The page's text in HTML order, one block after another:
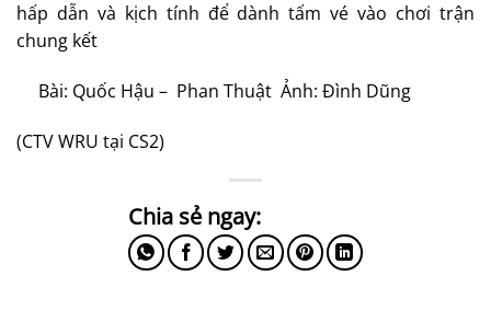
hấp dẫn và kịch tính để dành tấm vé vào chơi trận
chung kết
Bài: Quốc Hậu – Phan Thuật Ảnh: Đình Dũng
(CTV WRU tại CS2)